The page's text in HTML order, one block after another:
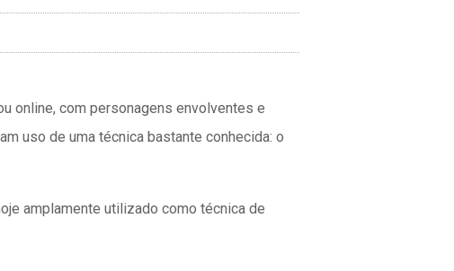
online, com personagens envolventes e
uso de uma técnica bastante conhecida: o
amplamente utilizado como técnica de